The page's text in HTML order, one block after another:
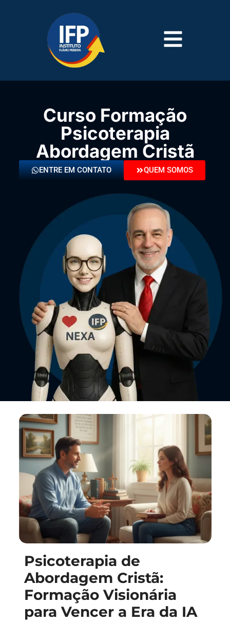
Curso Formação
Psicoterapia
Abordagem Cristã
ENTRE EM CONTATO QUEM SOMOS
Psicoterapia de
Abordagem Cristã:
Formação Visionária
para Vencer a Era da IA